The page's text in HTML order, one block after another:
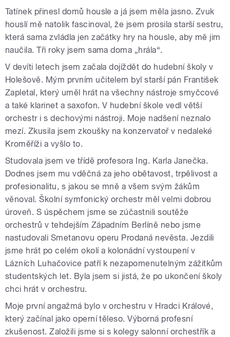
Tatínek přinesl domů housle a já jsem měla jasno. Zvuk
houslí mě natolik fascinoval, že jsem prosila starší sestru,
která sama zvládla jen začátky hry na housle, aby mě jim
naučila. Tři roky jsem sama doma „hrála“.
V devíti letech jsem začala dojíždět do hudební školy v
Holešově. Mým prvním učitelem byl starší pán František
Zapletal, který uměl hrát na všechny nástroje smyčcové
a také klarinet a saxofon. V hudební škole vedl větší
orchestr i s dechovými nástroji. Moje nadšení neznalo
mezí. Zkusila jsem zkoušky na konzervatoř v nedaleké
Kroměříži a vyšlo to.
Studovala jsem ve třídě profesora Ing. Karla Janečka.
Dodnes jsem mu vděčná za jeho obětavost, trpělivost a
profesionalitu, s jakou se mně a všem svým žákům
věnoval. Školní symfonický orchestr měl velmi dobrou
úroveň. S úspěchem jsme se zúčastnili soutěže
orchestrů v tehdejším Západním Berlíně nebo jsme
nastudovali Smetanovu operu Prodaná nevěsta. Jezdili
jsme hrát po celém okolí a kolonádní vystoupení v
Lázních Luhačovice patří k nezapomenutelným zážitkům
studentských let. Byla jsem si jistá, že po ukončení školy
chci hrát v orchestru.
Moje první angažmá bylo v orchestru v Hradci Králové,
který začínal jako operní těleso. Výborná profesní
zkušenost. Založili jsme si s kolegy salonní orchestřík a